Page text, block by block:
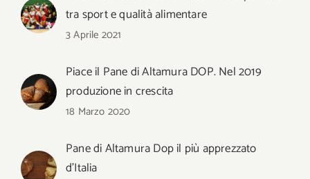
tra sport e qualità alimentare
3 Aprile 2021
Piace il Pane di Altamura DOP. Nel 2019
produzione in crescita
18 Marzo 2020
Pane di Altamura Dop il più apprezzato
d’Italia